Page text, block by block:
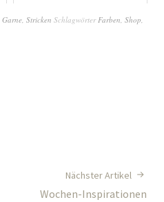
Garne, Stricken SchlagwörterFarben, Shop,
Nächster Artikel
Wochen-Inspirationen